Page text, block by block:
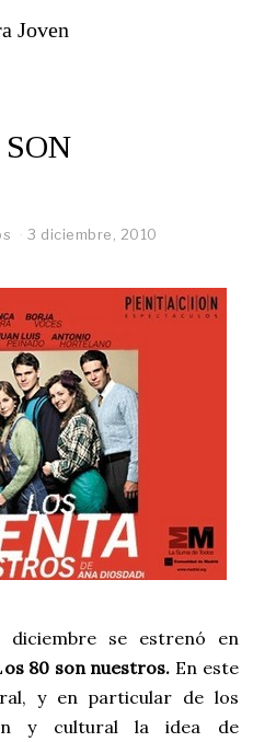
Joven
3 diciembre, 2010
se estrenó en
os 80 son nuestros. En este
y en particular de los
y cultural la idea de